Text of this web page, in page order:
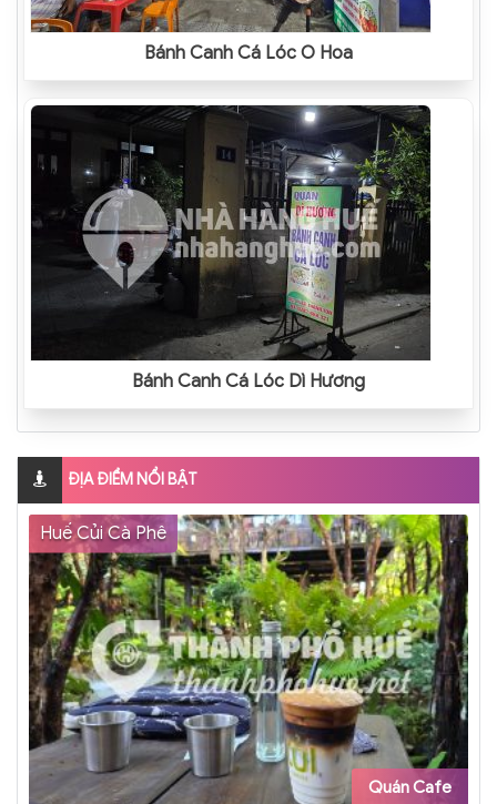
Bánh Canh Cá Lóc O Hoa
Bánh Canh Cá Lóc Dì Hương
ĐỊA ĐIỂM NỔI BẬT
Huế Củi Cà Phê
Quán Cafe